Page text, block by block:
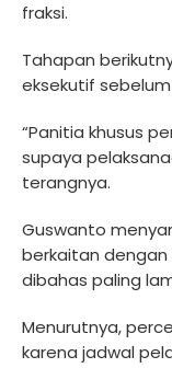
fraksi.
Tahapan
eksekutif
“Panitia khusus
supaya
terangnya.
Guswanto
berkaitan dengan
dibahas paling
Menurutnya,
karena jadwal